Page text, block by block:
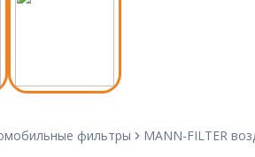
фильтры MANN-FILTER